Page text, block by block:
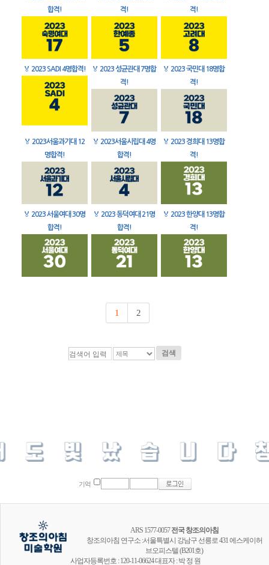
합격!
격!
격!
🏅 2023 SADI 4명합격! 🏅 2023 성균관대 7명합
격!
🏅 2023 국민대 18명합
격!
🏅 2023서울과기대 12
명합격!
🏅 2023서울시립대 4명
합격!
🏅 2023 경희대 13명합
격!
🏅 2023 서울여대 30명
합격!
🏅 2023 동덕여대 21명
합격!
🏅 2023 한양대 13명합
격!
1 2
검색
기억
ARS 1577-0057전국 창조의아침
창조의아침 연구소 :서울특별시 강남구 선릉로 431 에스케이허
브오피스텔 (B201호)
사업자등록번호 : 120-11-06624 대표자 : 박 정 원